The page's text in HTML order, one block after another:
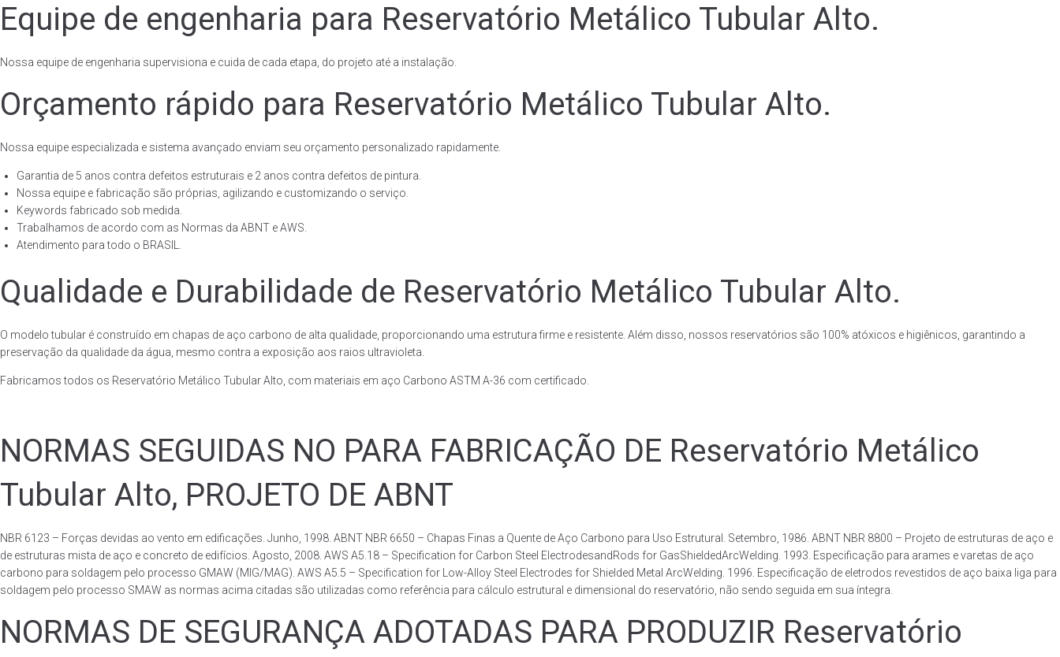
Equipe de engenharia para Reservatório Metálico Tubular Alto.
Nossa equipe de engenharia supervisiona e cuida de cada etapa, do projeto até a instalação.
Orçamento rápido para Reservatório Metálico Tubular Alto.
Nossa equipe especializada e sistema avançado enviam seu orçamento personalizado rapidamente.
Garantia de 5 anos contra defeitos estruturais e 2 anos contra defeitos de pintura.
Nossa equipe e fabricação são próprias, agilizando e customizando o serviço.
Keywords fabricado sob medida.
Trabalhamos de acordo com as Normas da ABNT e AWS.
Atendimento para todo o BRASIL.
Qualidade e Durabilidade de Reservatório Metálico Tubular Alto.
O modelo tubular é construído em chapas de aço carbono de alta qualidade, proporcionando uma estrutura firme e resistente. Além disso, nossos reservatórios são 100% atóxicos e higiênicos, garantindo a
preservação da qualidade da água, mesmo contra a exposição aos raios ultravioleta.
Fabricamos todos os Reservatório Metálico Tubular Alto, com materiais em aço Carbono ASTM A-36 com certificado.
NORMAS SEGUIDAS NO PARA FABRICAÇÃO DE Reservatório Metálico
Tubular Alto, PROJETO DE ABNT
NBR 6123 – Forças devidas ao vento em edificações. Junho, 1998. ABNT NBR 6650 – Chapas Finas a Quente de Aço Carbono para Uso Estrutural. Setembro, 1986. ABNT NBR 8800 – Projeto de estruturas de aço e
de estruturas mista de aço e concreto de edifícios. Agosto, 2008. AWS A5.18 – Specification for Carbon Steel ElectrodesandRods for GasShieldedArcWelding. 1993. Especificação para arames e varetas de aço
carbono para soldagem pelo processo GMAW (MIG/MAG). AWS A5.5 – Specification for Low-Alloy Steel Electrodes for Shielded Metal ArcWelding. 1996. Especificação de eletrodos revestidos de aço baixa liga para
soldagem pelo processo SMAW as normas acima citadas são utilizadas como referência para cálculo estrutural e dimensional do reservatório, não sendo seguida em sua íntegra.
NORMAS DE SEGURANÇA ADOTADAS PARA PRODUZIR Reservatório